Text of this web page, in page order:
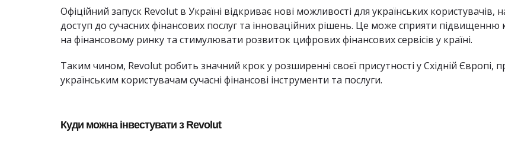
Офіційний запуск Revolut в Україні відкриває нові можливості для українських користувачів,
доступ до сучасних фінансових послуг та інноваційних рішень. Це може сприяти підвищенню
на фінансовому ринку та стимулювати розвиток цифрових фінансових сервісів у країні.
Таким чином, Revolut робить значний крок у розширенні своєї присутності у Східній Європі,
українським користувачам сучасні фінансові інструменти та послуги.
Куди можна інвестувати з Revolut